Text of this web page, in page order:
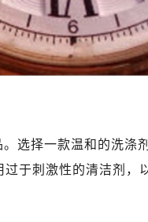
选择一款温和的洗涤
于刺激性的清洁剂，